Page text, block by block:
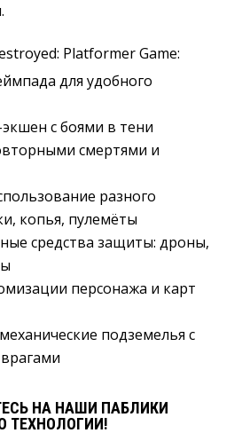
Platformer Game:
для удобного
с боями в тени
смертями и
разного
копья, пулемёты
средства защиты: дроны,
персонажа и карт
подземелья с
НА НАШИ ПАБЛИКИ
ТЕХНОЛОГИИ!